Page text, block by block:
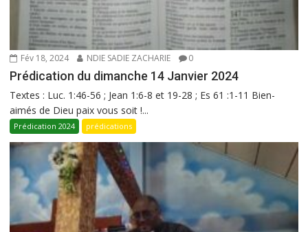
Fév 18, 2024 NDIE SADIE ZACHARIE 0
Prédication du dimanche 14 Janvier 2024
Textes : Luc. 1:46-56 ; Jean 1:6-8 et 19-28 ; Es 61 :1-11 Bien-
aimés de Dieu paix vous soit !...
Prédication 2024 prédications